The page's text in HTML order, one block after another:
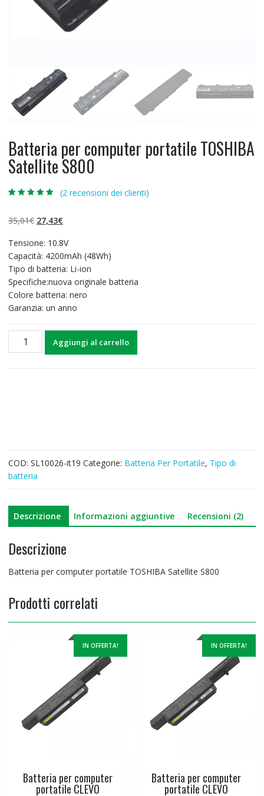
Batteria per computer portatile TOSHIBA
Satellite S800
base di
recensioni
(2 recensioni dei clienti)
35,01€ Il
originale
era:
35,01€.
27,43€Il
attuale
è:
27,43€.
Tensione: 10.8V
Capacità: 4200mAh (48Wh)
Tipo di batteria: Li-ion
Specifiche:nuova originale batteria
Colore batteria: nero
Garanzia: un anno
Batteria
Aggiungi al carrello
COD: SL10026-it19 Categorie: Batteria Per Portatile, Tipo di
batteria
Descrizione Informazioni aggiuntive Recensioni (2)
Descrizione
Batteria per computer portatile TOSHIBA Satellite S800
Prodotti correlati
IN OFFERTA!
Batteria per computer
portatile CLEVO
IN OFFERTA!
Batteria per computer
portatile CLEVO